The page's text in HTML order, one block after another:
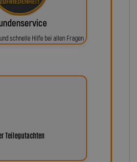
schnelle Hilfe bei allen Fragen
Teilegutachten